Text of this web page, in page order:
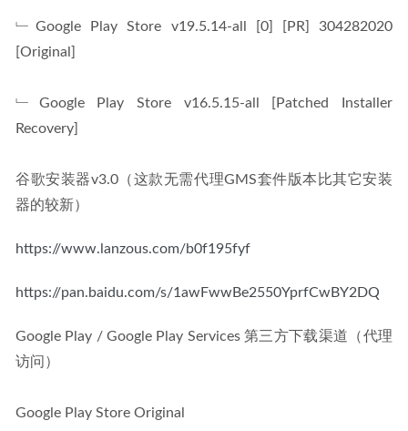
﹂Google Play Store v19.5.14-all [0] [PR] 304282020
[Original]
﹂Google Play Store v16.5.15-all [Patched Installer
Recovery]
谷歌安装器v3.0（这款无需代理GMS套件版本比其它安装
器的较新）
https://www.lanzous.com/b0f195fyf
https://pan.baidu.com/s/1awFwwBe2550YprfCwBY2DQ
Google Play / Google Play Services 第三方下载渠道（代理
访问）
Google Play Store Original